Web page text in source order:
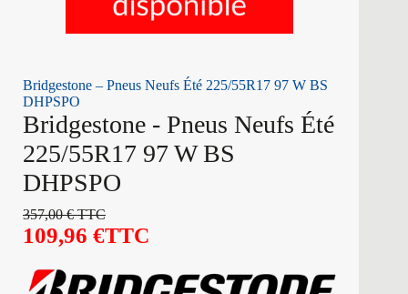
Bridgestone – Pneus Neufs Été 225/55R17 97 W BS
DHPSPO
Bridgestone - Pneus Neufs Été
225/55R17 97 W BS
DHPSPO
357,00€TTC
109,96 €TTC